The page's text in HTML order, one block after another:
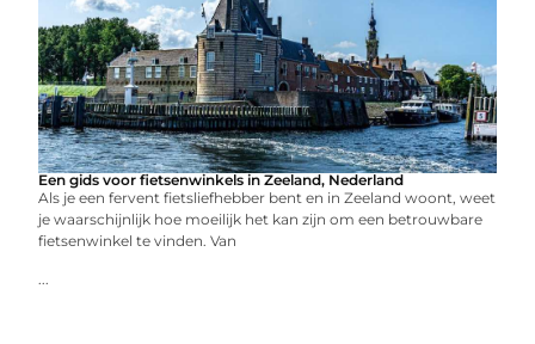
Een gids voor fietsenwinkels in Zeeland, Nederland
Als je een fervent fietsliefhebber bent en in Zeeland woont, weet
je waarschijnlijk hoe moeilijk het kan zijn om een betrouwbare
fietsenwinkel te vinden. Van
...